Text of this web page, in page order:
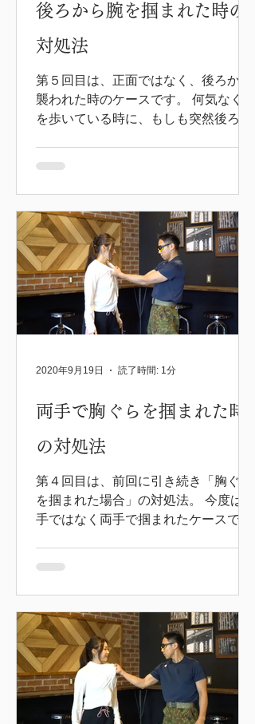
後ろから腕を掴まれた時の
対処法
第５回目は、正面ではなく、後ろから
襲われた時のケースです。 何気なく道
を歩いている時に、もしも突然後ろか
両手で胸ぐらを掴まれた時
の対処法
第４回目は、前回に引き続き「胸ぐら
を掴まれた場合」の対処法。 今度は片
手ではなく両手で掴まれたケースで
るのは、女性よりも男性の方が多いか
もしれません。
2020年9月19日 読了時間: 1分